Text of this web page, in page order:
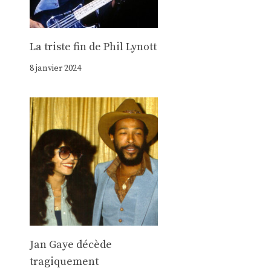
La triste fin de Phil Lynott
8 janvier 2024
Jan Gaye décède
tragiquement